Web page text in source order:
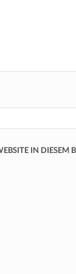
IN DIESEM